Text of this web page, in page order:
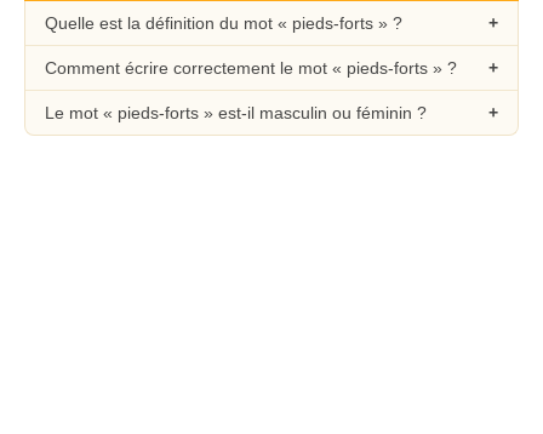
Quelle est la définition du mot « pieds-forts » ?
Comment écrire correctement le mot « pieds-forts » ?
Le mot « pieds-forts » est-il masculin ou féminin ?